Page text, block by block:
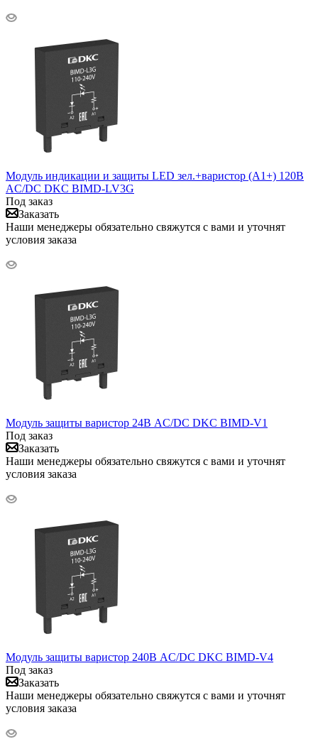
Модуль индикации и защиты LED зел.+варистор (A1+) 120В
AC/DC DKC BIMD-LV3G
Под заказ
Заказать
Наши менеджеры обязательно свяжутся с вами и уточнят
условия заказа
Модуль защиты варистор 24В AC/DC DKC BIMD-V1
Под заказ
Заказать
Наши менеджеры обязательно свяжутся с вами и уточнят
условия заказа
Модуль защиты варистор 240В AC/DC DKC BIMD-V4
Под заказ
Заказать
Наши менеджеры обязательно свяжутся с вами и уточнят
условия заказа